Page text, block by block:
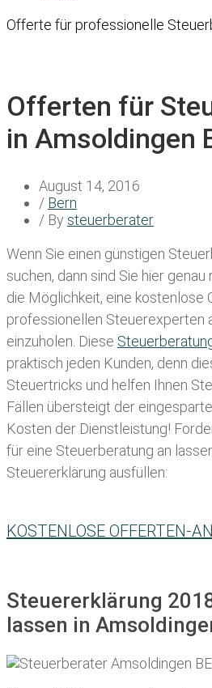
Offerte für professionelle
Offerten für
in Amsoldingen
August 14, 2016
/ Bern
/ By steuerberater
Wenn Sie einen günstigen
suchen, dann sind Sie hier
die Möglichkeit, eine kostenlose
professionellen Steuerexperten
einzuholen. Diese
praktisch jeden Kunden, denn
Steuertricks und helfen Ihnen
Fällen übersteigt der
Kosten der Dienstleistung!
für eine Steuerberatung an
Steuererklärung ausfüllen:
KOSTENLOSE OFFERTEN-
Steuererklärung
lassen in